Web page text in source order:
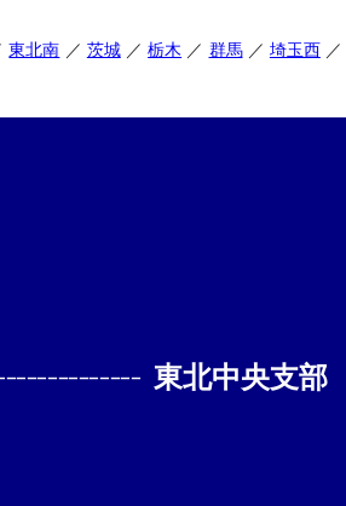
東北南 茨城 栃木 群馬 埼玉西
東北中央支部